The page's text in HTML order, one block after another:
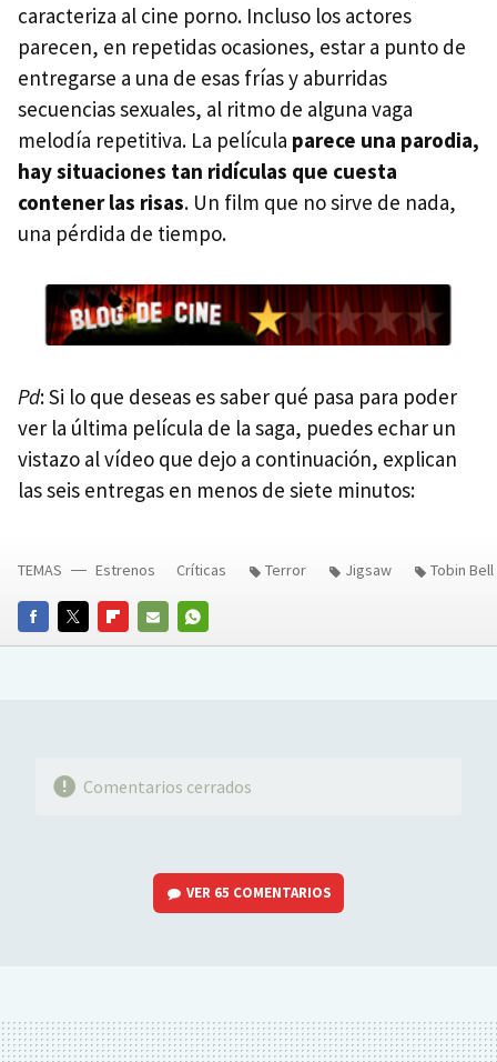
caracteriza al cine porno. Incluso los actores
parecen, en repetidas ocasiones, estar a punto de
entregarse a una de esas frías y aburridas
secuencias sexuales, al ritmo de alguna vaga
melodía repetitiva. La película parece una parodia,
hay situaciones tan ridículas que cuesta
contener las risas. Un film que no sirve de nada,
una pérdida de tiempo.
Pd: Si lo que deseas es saber qué pasa para poder
ver la última película de la saga, puedes echar un
vistazo al vídeo que dejo a continuación, explican
las seis entregas en menos de siete minutos:
FACEBOOKTWITTERFLIPBOARD
E-
WHATSAPP
TEMAS Estrenos Críticas Terror Jigsaw Tobin Bell
Comentarios cerrados
VER 65 COMENTARIOS